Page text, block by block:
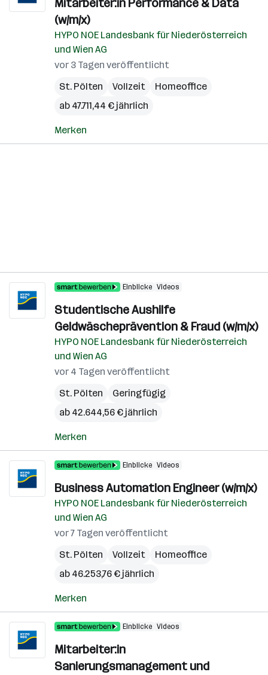
Mitarbeiter:in Performance & Data
(w/m/x)
HYPO NOE Landesbank für Niederösterreich
und Wien AG
vor 3 Tagen veröffentlicht
St. Pölten
Vollzeit
Homeoffice
ab 47.711,44 € jährlich
Merken
Einblicke Videos
Studentische Aushilfe
Geldwäscheprävention & Fraud (w/m/x)
HYPO NOE Landesbank für Niederösterreich
und Wien AG
vor 4 Tagen veröffentlicht
St. Pölten
Geringfügig
ab 42.644,56 € jährlich
Merken
Einblicke Videos
Business Automation Engineer (w/m/x)
HYPO NOE Landesbank für Niederösterreich
und Wien AG
vor 7 Tagen veröffentlicht
St. Pölten
Vollzeit
Homeoffice
ab 46.253,76 € jährlich
Merken
Einblicke Videos
Mitarbeiter:in
Sanierungsmanagement und